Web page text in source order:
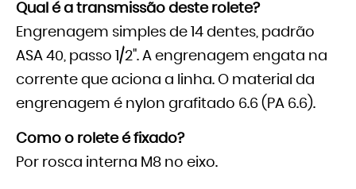
Qual é a transmissão deste rolete?
Engrenagem simples de 14 dentes, padrão
ASA 40, passo 1/2". A engrenagem engata na
corrente que aciona a linha. O material da
engrenagem é nylon grafitado 6.6 (PA 6.6).
Como o rolete é fixado?
Por rosca interna M8 no eixo.